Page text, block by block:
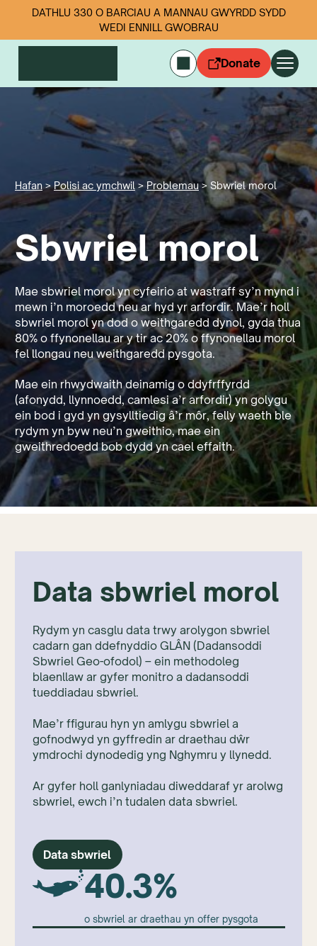
DATHLU 330 O BARCIAU A MANNAU GWYRDD SYDD
WEDI ENNILL GWOBRAU
Donate
Hafan >Polisi ac ymchwil > Problemau>Sbwriel morol
Sbwriel morol
Mae sbwriel morol yn cyfeirio at wastraff sy’n mynd i
mewn i’n moroedd neu ar hyd yr arfordir. Mae’r holl
sbwriel morol yn dod o weithgaredd dynol, gyda thua
80% o ffynonellau ar y tir ac 20% o ffynonellau morol
fel llongau neu weithgaredd pysgota.
Mae ein rhwydwaith deinamig o ddyfrffyrdd
(afonydd, llynnoedd, camlesi a’r arfordir) yn golygu
ein bod i gyd yn gysylltiedig â’r môr, felly waeth ble
rydym yn byw neu’n gweithio, mae ein
gweithredoedd bob dydd yn cael effaith.
Data sbwriel morol
Rydym yn casglu data trwy arolygon sbwriel
cadarn gan ddefnyddio GLÂN (Dadansoddi
Sbwriel Geo-ofodol) – ein methodoleg
blaenllaw ar gyfer monitro a dadansoddi
tueddiadau sbwriel.
Mae’r ffigurau hyn yn amlygu sbwriel a
gofnodwyd yn gyffredin ar draethau dŵr
ymdrochi dynodedig yng Nghymru y llynedd.
Ar gyfer holl ganlyniadau diweddaraf yr arolwg
sbwriel, ewch i’n tudalen data sbwriel.
Data sbwriel
40.3%
o sbwriel ar draethau yn offer pysgota
Mewngofnodi
Cymerwch ran
Ein gwaith
Digwyddiadau
Data sbwriel
Amdanom ni
Newyddion
Dilynwch ni